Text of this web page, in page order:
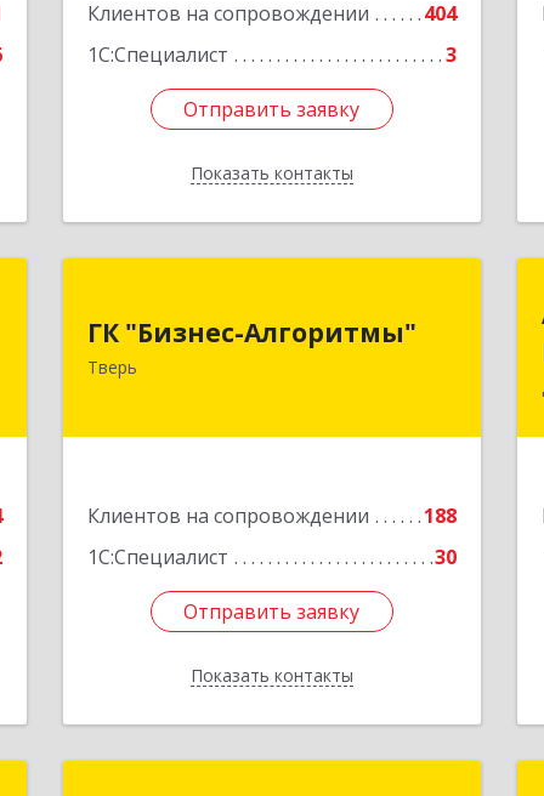
Клиентов на сопровождении
404
1С:Специалист
3
Отправить заявку
Показать контакты
Отправить заявку
Назад
ГК "Бизнес-Алгоритмы"
Тверь
Клиентов на сопровождении
188
1С:Специалист
30
Отправить заявку
Показать контакты
170006, Тверская обл, Тверь г,
Подробнее
Отправить заявку
Назад